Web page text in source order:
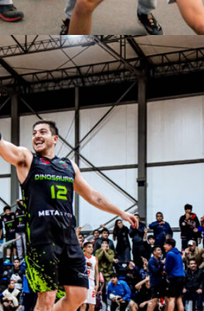
Gustavo Chavarri Sandoval